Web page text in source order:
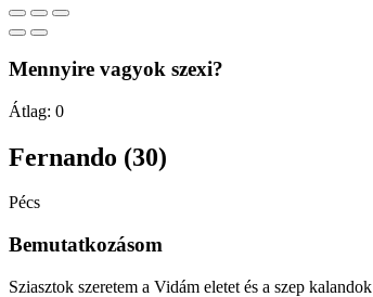
Mennyire vagyok szexi?
Átlag: 0
Fernando (30)
Pécs
Bemutatkozásom
Sziasztok szeretem a Vidám eletet és a szep kalandok